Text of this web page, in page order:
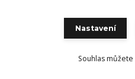
Vytvořeno na
Nastavení
Souhlas